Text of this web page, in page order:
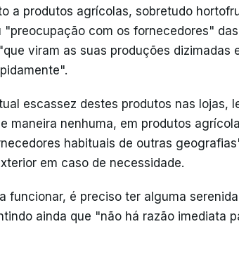
a produtos agrícolas, sobretudo
"preocupação com os fornecedores"
viram as suas produções dizimadas
escassez destes produtos nas lojas,
maneira nenhuma, em produtos
habituais de outras
em caso de necessidade.
funcionar, é preciso ter alguma
ainda que "não há razão imediata